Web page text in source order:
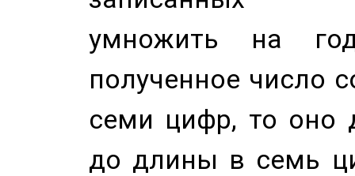
умножить на
полученное число
семи цифр, то оно
до длины в семь